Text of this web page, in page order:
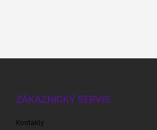
ZÁKAZNICKÝ SERVIS
Kontakty